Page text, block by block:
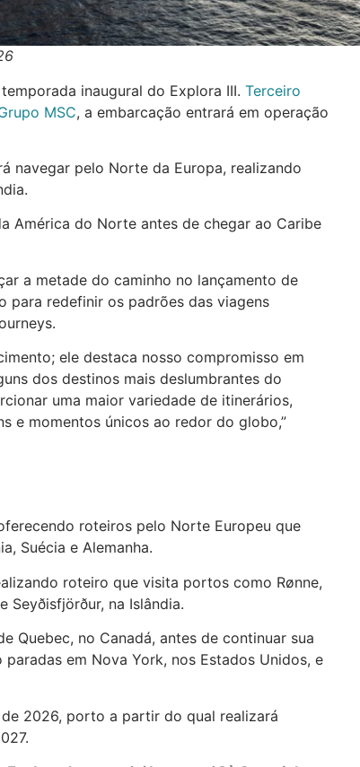
inaugural do Explora III. Terceiro
MSC, a embarcação entrará em operação
navegar pelo Norte da Europa, realizando
América do Norte antes de chegar ao Caribe
a metade do caminho no lançamento de
para redefinir os padrões das viagens
ele destaca nosso compromisso em
dos destinos mais deslumbrantes do
uma maior variedade de itinerários,
e momentos únicos ao redor do globo,”
roteiros pelo Norte Europeu que
Suécia e Alemanha.
roteiro que visita portos como Rønne,
Seyðisfjörður, na Islândia.
Quebec, no Canadá, antes de continuar sua
em Nova York, nos Estados Unidos, e
2026, porto a partir do qual realizará